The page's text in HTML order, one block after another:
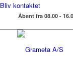
Bliv kontaktet
Åbent fra 08.00 -